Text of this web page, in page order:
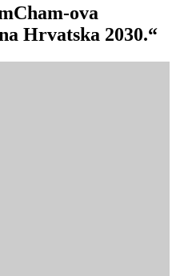
ova
Hrvatska 2030.“